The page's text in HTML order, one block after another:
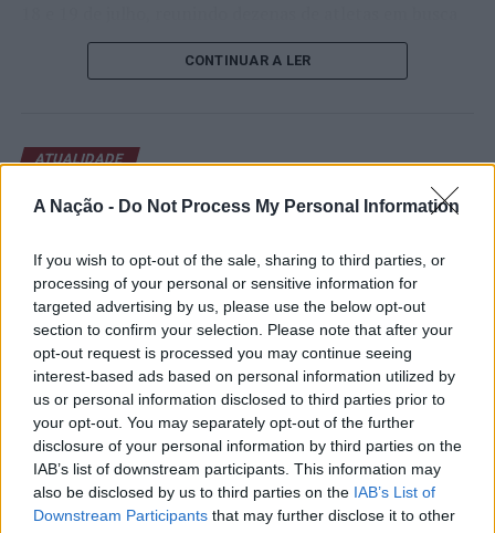
A Nação - Do Not Process My Personal Information
If you wish to opt-out of the sale, sharing to third parties, or
processing of your personal or sensitive information for
targeted advertising by us, please use the below opt-out
section to confirm your selection. Please note that after your
opt-out request is processed you may continue seeing
interest-based ads based on personal information utilized by
us or personal information disclosed to third parties prior to
your opt-out. You may separately opt-out of the further
disclosure of your personal information by third parties on the
IAB’s list of downstream participants. This information may
also be disclosed by us to third parties on the IAB’s List of
Downstream Participants that may further disclose it to other
de um lugar no quadro principal. A cerimónia de
abertura contou com a presença do presidente da
início de uma competição que voltou a colocar o
concelho no centro do calendário internacional do
ténis.
como Casper Ruud (Noruega), Alejandro Davidovich
Fokina (Espanha) e Matteo Arnaldi (Itália), a prova
apresentou um quadro competitivo de elevado nível,
liderado pelo russo Andrey Rublev, primeiro cabeça de
série, pelo italiano Luciano Darderi, pelo chileno
Alejandro Tabilo e pelo belga Alexander Blockx.
Um dos momentos mais aguardados da semana foi
também o regresso do suíço Stan Wawrinka ao Estoril,
integrado na digressão de despedida do antigo vencedor
de três torneios do Grand Slam.
CONTINUAR A LER
ATUALIDADE
Castelo Branco: “Bienal
promete afirmar artesanato,
património e inovação como
“motores de desenvolvimento
económico e cultural” do município
português
Publicado 12 horas atrás on 07/08/2026
Por Ígor Lopes